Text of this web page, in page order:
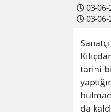
03-06-
03-06-
tarihi
da